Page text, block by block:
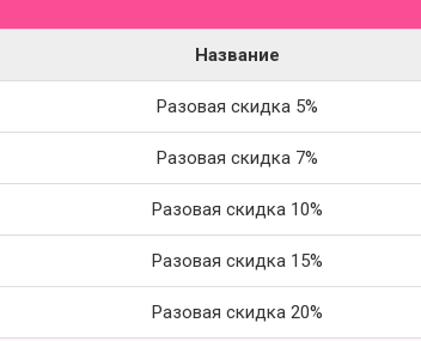
Название
Разовая скидка 5%
Разовая скидка 7%
Разовая скидка 10%
Разовая скидка 15%
Разовая скидка 20%